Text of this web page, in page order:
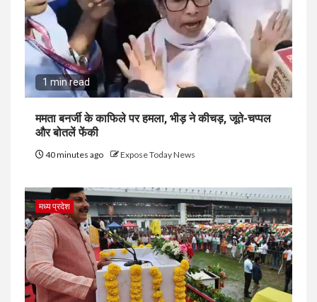
1 min read
ममता बनर्जी के काफिले पर हमला, भीड़ ने कीचड़, जूते-चप्पल
और बोतलें फेंकी
40 minutes ago Expose Today News
मध्य प्रदेश